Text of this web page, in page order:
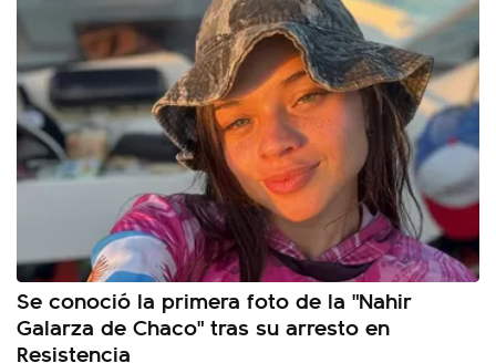
Se conoció la primera foto de la "Nahir
Galarza de Chaco" tras su arresto en
Resistencia